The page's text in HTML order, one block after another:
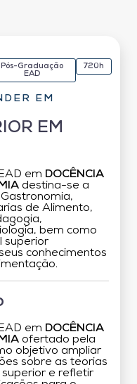
Pós-Graduação
EAD
720h
EM
EM
em DOCÊNCIA
destina-se a
de Alimento,
bem como
superior
conhecimentos
em DOCÊNCIA
ofertado pela
objetivo ampliar
sobre as teorias
superior e refletir